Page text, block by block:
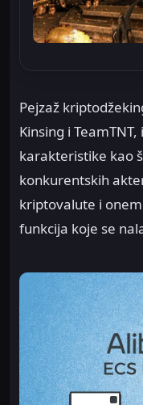
Pejzaž
Kinsing i
karakteristike kao
konkurentskih
kriptovalute i
funkcija koje se